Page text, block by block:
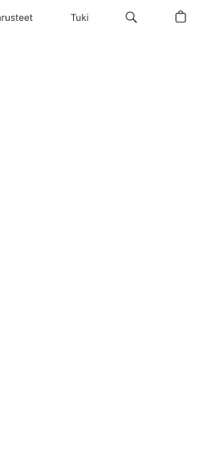
Tuki